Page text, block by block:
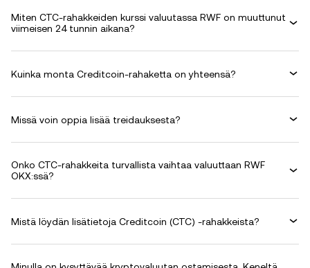
Miten CTC-rahakkeiden kurssi valuutassa RWF on muuttunut
viimeisen 24 tunnin aikana?
Kuinka monta Creditcoin-rahaketta on yhteensä?
Missä voin oppia lisää treidauksesta?
Onko CTC-rahakkeita turvallista vaihtaa valuuttaan RWF
OKX:ssä?
Mistä löydän lisätietoja Creditcoin (CTC) -rahakkeista?